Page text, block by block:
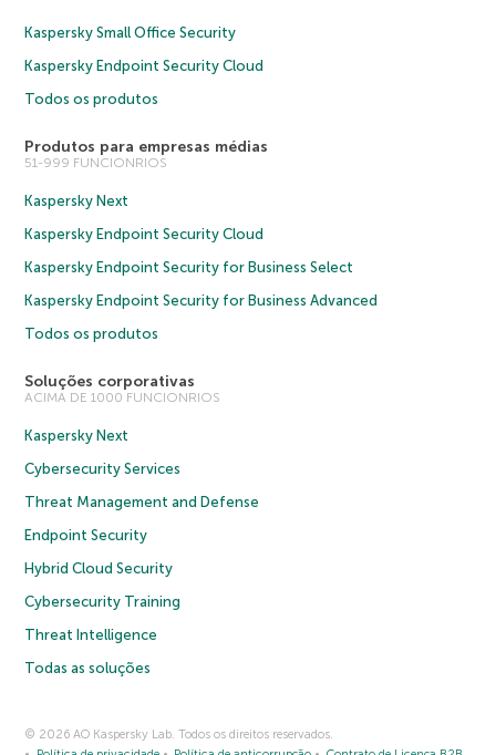
Kaspersky Small Office Security
Kaspersky Endpoint Security Cloud
Todos os produtos
Produtos para empresas médias
51-999 FUNCIONRIOS
Kaspersky Next
Kaspersky Endpoint Security Cloud
Kaspersky Endpoint Security for Business Select
Kaspersky Endpoint Security for Business Advanced
Todos os produtos
Soluções corporativas
ACIMA DE 1000 FUNCIONRIOS
Kaspersky Next
Cybersecurity Services
Threat Management and Defense
Endpoint Security
Hybrid Cloud Security
Cybersecurity Training
Threat Intelligence
Todas as soluções
© 2026 AO Kaspersky Lab. Todos os direitos reservados.